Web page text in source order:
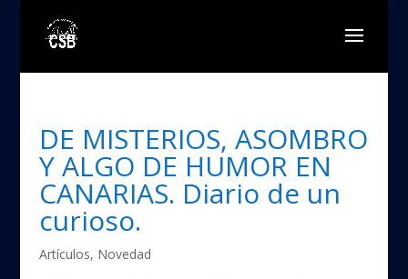
DE MISTERIOS, ASOMBRO
Y ALGO DE HUMOR EN
CANARIAS. Diario de un
curioso.
Artículos, Novedad